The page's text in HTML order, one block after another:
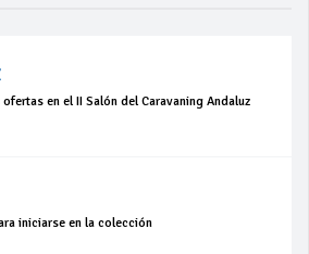
en el II Salón del Caravaning Andaluz
iniciarse en la colección